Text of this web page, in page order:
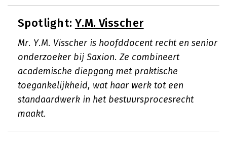
Spotlight: Y.M. Visscher
Mr. Y.M. Visscher is hoofddocent recht en senior
onderzoeker bij Saxion. Ze combineert
academische diepgang met praktische
toegankelijkheid, wat haar werk tot een
standaardwerk in het bestuursprocesrecht
maakt.